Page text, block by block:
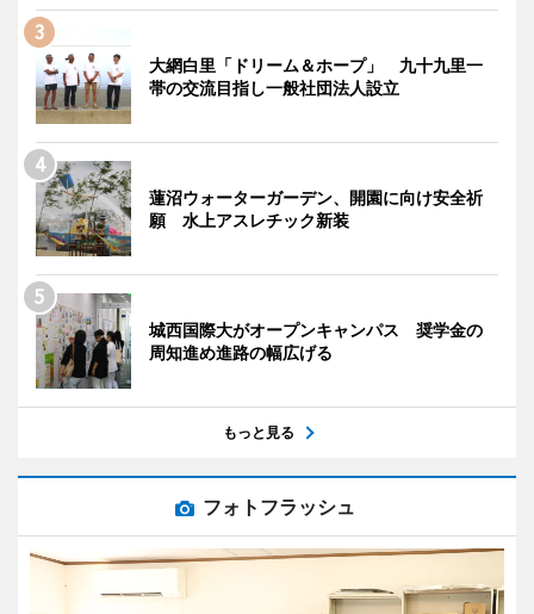
大網白里「ドリーム＆ホープ」 九十九里一
帯の交流目指し一般社団法人設立
蓮沼ウォーターガーデン、開園に向け安全祈
願 水上アスレチック新装
城西国際大がオープンキャンパス 奨学金の
周知進め進路の幅広げる
もっと見る
フォトフラッシュ